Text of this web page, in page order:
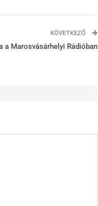
KÖVETKEZŐ
a Marosvásárhelyi Rádióban